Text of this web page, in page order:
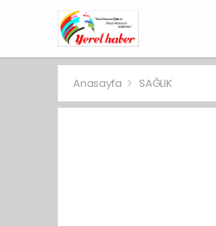
Anasayfa SAĞLIK